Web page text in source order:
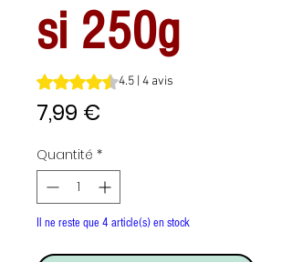
si 250g
La note est de 4.5 sur cinq étoiles selon
4.5 | 4 avis
7,99 €
Quantité *
Il ne reste que 4 article(s) en stock